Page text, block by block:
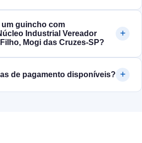
um guincho com
Industrial Vereador
Mogi das Cruzes‑SP?
de pagamento disponíveis?